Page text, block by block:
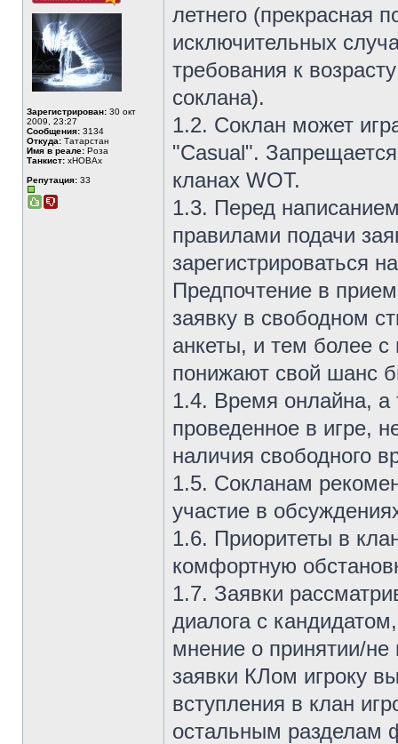
Зарегистрирован: 30 окт
2009, 23:27
Сообщения: 3134
Откуда: Татарстан
Имя в реале: Роза
Танкист: xHOBAx
Репутация: 33
летнего (прекрасная
исключительных
требования к
соклана).
1.2. Соклан может
"Casual".
кланах WOT.
1.3. Перед
правилами подачи
зарегистрироваться
Предпочтение в
заявку в свободном
анкеты, и тем более
понижают свой шанс
1.4. Время онлайна, а
проведенное в игре,
наличия свободного
1.5. Сокланам
участие в
1.6. Приоритеты в
комфортную
1.7. Заявки
диалога с
мнение о принятии/
заявки КЛом игроку
вступления в клан
остальным разделам